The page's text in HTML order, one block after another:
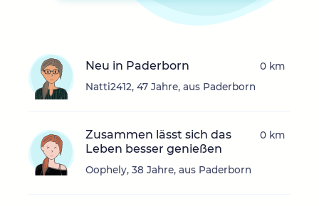
Neu in Paderborn
Natti2412, 47 Jahre, aus Paderborn
0 km
Zusammen lässt sich das
Leben besser genießen
Oophely, 38 Jahre, aus Paderborn
0 km